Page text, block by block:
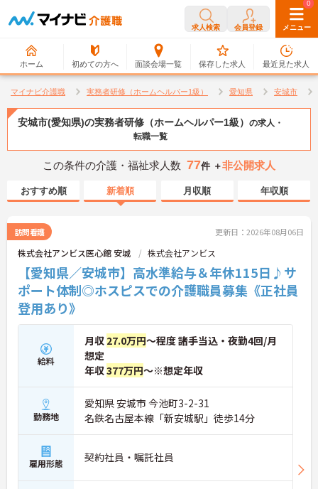
求人検索 会員登録 メニュー
ホーム 初めての方へ 面談会場一覧
0
保存した求人
0
最近見た求人
マイナビ介護職 実務者研修（ホームヘルパー1級） 愛知県 安城市
安城市(愛知県)の実務者研修（ホームヘルパー1級） の求人・
転職一覧
この条件の介護・福祉求人数 77件 ＋非公開求人
おすすめ順 新着順 月収順 年収順
訪問看護 更新日：2026年08月06日
株式会社アンビス医心館 安城 株式会社アンビス
【愛知県／安城市】高水準給与＆年休115日♪サ
ポート体制◎ホスピスでの介護職員募集《正社員
登用あり》
給料
月収 27.0万円～程度 諸手当込・夜勤4回/月
想定
年収377万円～※想定年収
勤務地
愛知県 安城市 今池町3-2-31
名鉄名古屋本線「新安城駅」徒歩14分
雇用形態 契約社員・嘱託社員